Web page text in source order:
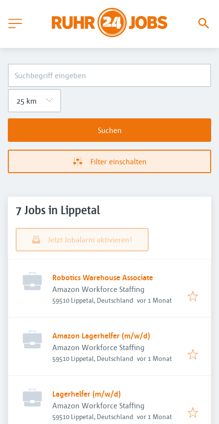
Suchen
Filter einschalten
7 Jobs in Lippetal
Jetzt Jobalarm aktivieren!
Robotics Warehouse Associate
Amazon Workforce Staffing
59510 Lippetal, Deutschland Veröffentlicht
vor 1 Monat
Amazon Lagerhelfer (m/w/d)
Amazon Workforce Staffing
59510 Lippetal, Deutschland Veröffentlicht
vor 1 Monat
Lagerhelfer (m/w/d)
Amazon Workforce Staffing
59510 Lippetal, Deutschland Veröffentlicht
vor 1 Monat